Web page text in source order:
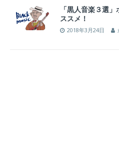
「黒人音楽３選
ススメ！
2018年3月24日